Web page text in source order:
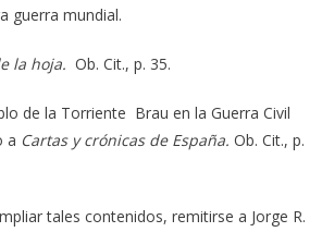
guerra mundial.
la hoja. Ob. Cit., p. 35.
de la Torriente Brau en la Guerra Civil
a Cartas y crónicas de España. Ob. Cit., p.
tales contenidos, remitirse a Jorge R.